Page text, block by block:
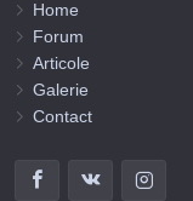
Home
Forum
Articole
Galerie
Contact